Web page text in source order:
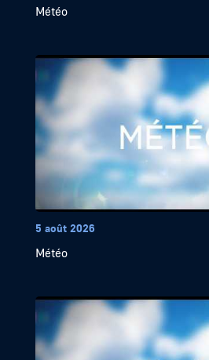
Météo
5 août 2026
Météo